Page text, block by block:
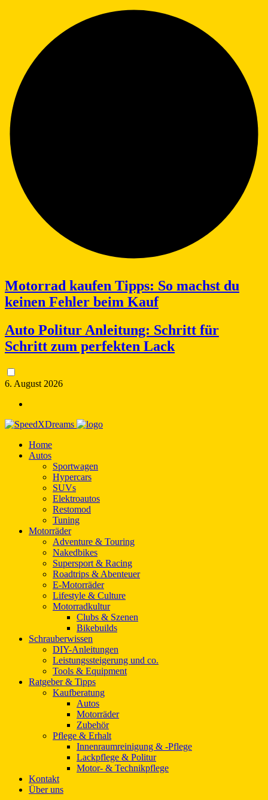
Motorrad kaufen Tipps: So machst du
keinen Fehler beim Kauf
Auto Politur Anleitung: Schritt für
Schritt zum perfekten Lack
6. August 2026
Home
Autos
Sportwagen
Hypercars
SUVs
Elektroautos
Restomod
Tuning
Motorräder
Adventure & Touring
Nakedbikes
Supersport & Racing
Roadtrips & Abenteuer
E-Motorräder
Lifestyle & Culture
Motorradkultur
Clubs & Szenen
Bikebuilds
Schrauberwissen
DIY-Anleitungen
Leistungssteigerung und co.
Tools & Equipment
Ratgeber & Tipps
Kaufberatung
Autos
Motorräder
Zubehör
Pflege & Erhalt
Innenraumreinigung & -Pflege
Lackpflege & Politur
Motor- & Technikpflege
Kontakt
Über uns